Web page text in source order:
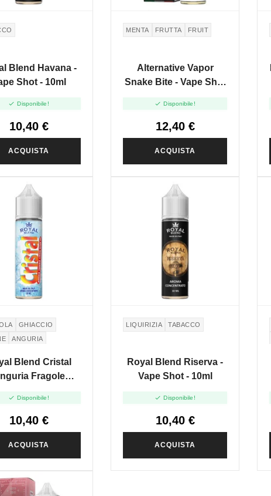
Blend Havana -
Shot - 10ml
 Disponibile!
10,40 €
ACQUISTA
MENTA FRUTTA FRUIT
Alternative Vapor
Snake Bite - Vape Shot
 Disponibile!
12,40 €
ACQUISTA
GHIACCIO
ANGURIA
Blend Cristal
Fragole
Shot 10ml
 Disponibile!
10,40 €
ACQUISTA
LIQUIRIZIA TABACCO
Royal Blend Riserva -
Vape Shot - 10ml
 Disponibile!
10,40 €
ACQUISTA